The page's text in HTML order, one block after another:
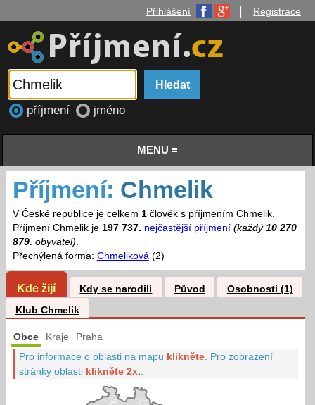
Přihlášení Registrace
příjmení jméno
MENU ≡
Příjmení: Chmelik
V České republice je celkem 1člověk s příjmením Chmelik.
Příjmení Chmelik je 197 737. nejčastější příjmení (každý 10 270
879. obyvatel).
Přechýlená forma: Chmeliková(2)
Kde žijí Kdy se narodili Původ
Osobnosti (1)
Klub Chmelik
Obce Kraje Praha
Pro informace o oblasti na mapu klikněte Pro zobrazení
stránky oblasti klikněte 2x.